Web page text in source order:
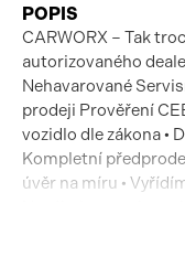
POPIS
CARWORX – Tak
autorizovaného
Nehavarované
prodeji Prověření
vozidlo dle zákona •
Kompletní
úvěr na míru •